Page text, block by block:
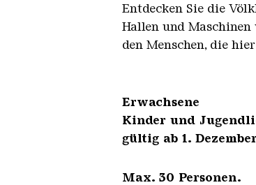
Entdecken Sie die
Hallen und Maschinen
den Menschen, die
Kinder und
gültig ab 1.
Max. 30 Personen.